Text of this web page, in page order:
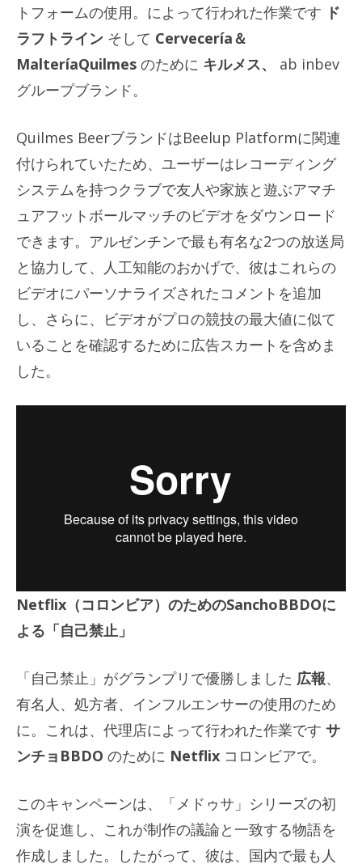
トフォームの使用。によって行われた作業です ド
ラフトライン そして Cervecería＆
MalteríaQuilmes のために キルメス、
ab inbev
グループブランド。
Quilmes BeerブランドはBeelup Platformに関連
付けられていたため、ユーザーはレコーディング
システムを持つクラブで友人や家族と遊ぶアマチ
ュアフットボールマッチのビデオをダウンロード
できます。アルゼンチンで最も有名な2つの放送局
と協力して、人工知能のおかげで、彼はこれらの
ビデオにパーソナライズされたコメントを追加
し、さらに、ビデオがプロの競技の最大値に似て
いることを確認するために広告スカートを含めま
した。
Netflix（コロンビア）のためのSanchoBBDOに
よる「自己禁止」
「自己禁止」がグランプリで優勝しました 広報、
有名人、処方者、インフルエンサーの使用のため
に。これは、代理店によって行われた作業です サ
ンチョBBDO のために Netflix コロンビアで。
このキャンペーンは、「メドゥサ」シリーズの初
演を促進し、これが制作の議論と一致する物語を
作成しました。したがって、彼は、国内で最も人